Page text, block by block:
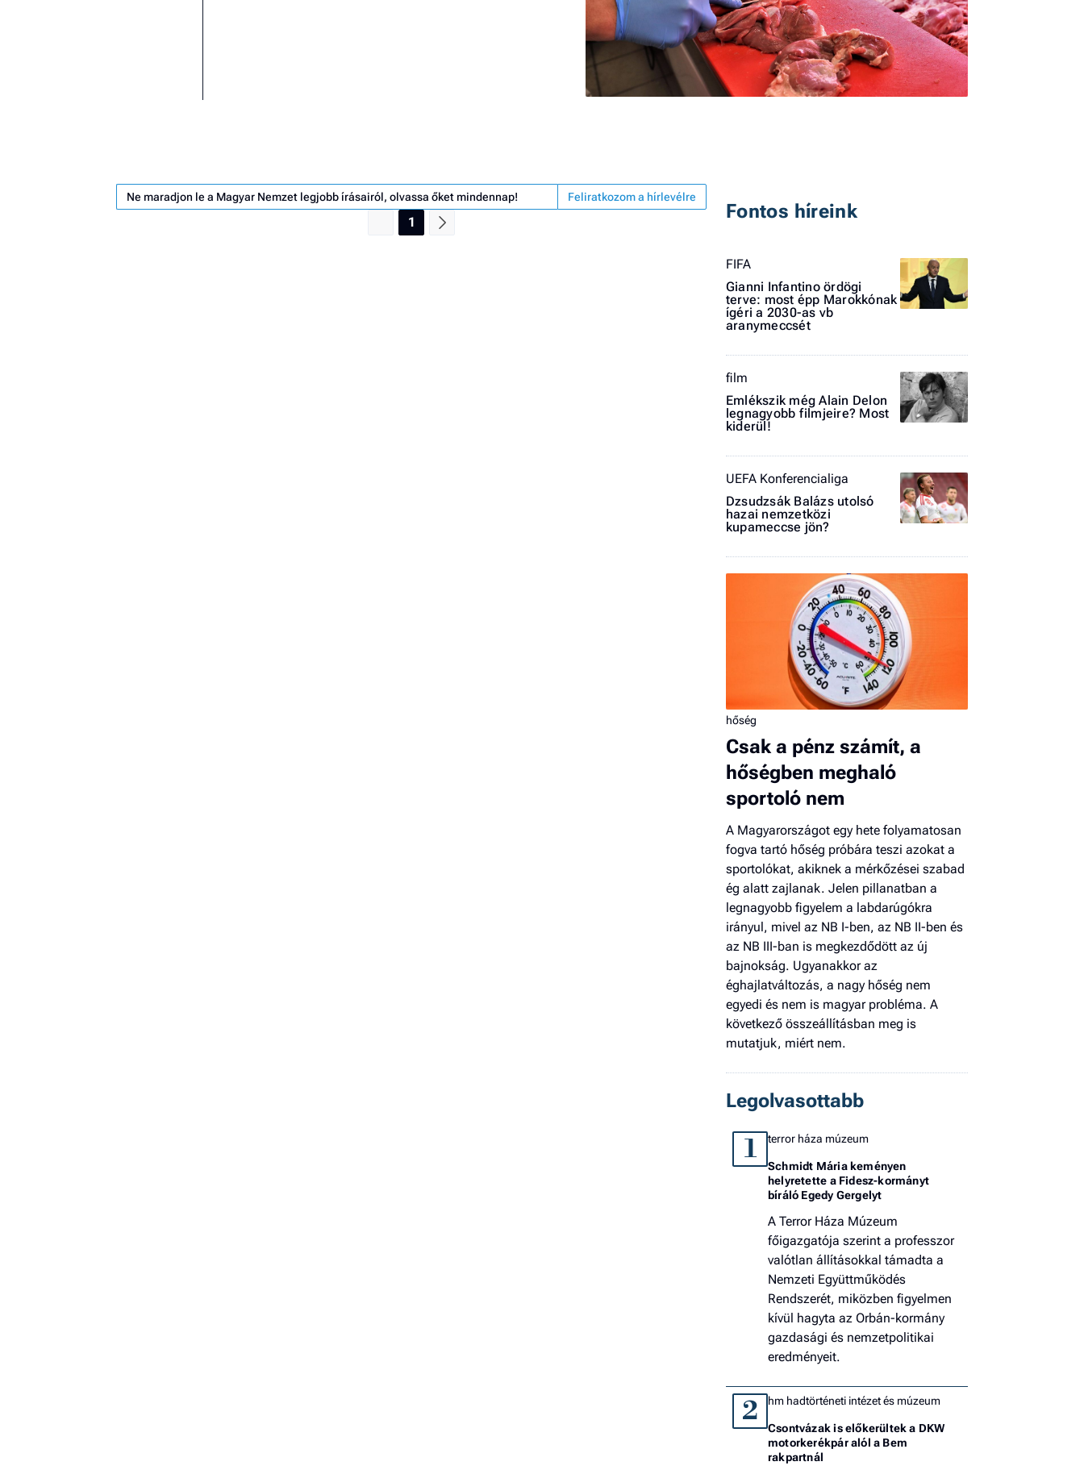
Ne maradjon le a Magyar Nemzet legjobb írásairól, olvassa őket mindennap! Feliratkozom a hírlevélre
1 Fontos híreink
FIFA
Gianni Infantino ördögi
terve: most épp Marokkónak
ígéri a 2030-as vb
aranymeccsét
film
Emlékszik még Alain Delon
legnagyobb filmjeire? Most
kiderül!
UEFA Konferencialiga
Dzsudzsák Balázs utolsó
hazai nemzetközi
kupameccse jön?
hőség
Csak a pénz számít, a
hőségben meghaló
sportoló nem
A Magyarországot egy hete folyamatosan
fogva tartó hőség próbára teszi azokat a
sportolókat, akiknek a mérkőzései szabad
ég alatt zajlanak. Jelen pillanatban a
legnagyobb figyelem a labdarúgókra
irányul, mivel az NB I-ben, az NB II-ben és
az NB III-ban is megkezdődött az új
bajnokság. Ugyanakkor az
éghajlatváltozás, a nagy hőség nem
egyedi és nem is magyar probléma. A
következő összeállításban meg is
mutatjuk, miért nem.
Legolvasottabb
1 terror háza múzeum
Schmidt Mária keményen
helyretette a Fidesz-kormányt
bíráló Egedy Gergelyt
A Terror Háza Múzeum
főigazgatója szerint a professzor
valótlan állításokkal támadta a
Nemzeti Együttműködés
Rendszerét, miközben figyelmen
kívül hagyta az Orbán-kormány
gazdasági és nemzetpolitikai
eredményeit.
2 hm hadtörténeti intézet és múzeum
Csontvázak is előkerültek a DKW
motorkerékpár alól a Bem
rakpartnál